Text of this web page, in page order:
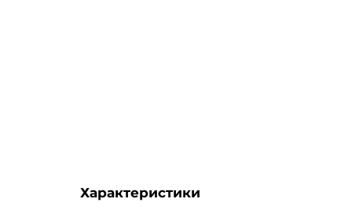
Характеристики